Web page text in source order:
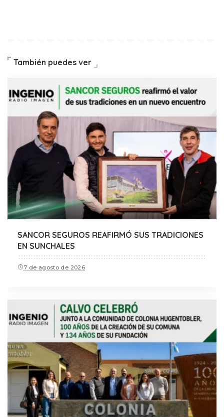
También puedes ver
SANCOR SEGUROS REAFIRMÓ SUS TRADICIONES
EN SUNCHALES
7 de agosto de 2026